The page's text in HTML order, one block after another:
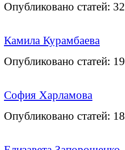
Опубликовано статей: 32
Камила Курамбаева
Опубликовано статей: 19
София Харламова
Опубликовано статей: 18